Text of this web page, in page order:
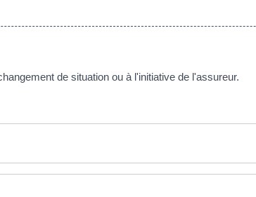
de situation ou à l'initiative de l'assureur.